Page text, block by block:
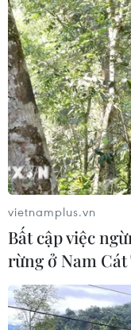
vietnamplus.vn
Bất cập việc
rừng ở Nam Cát